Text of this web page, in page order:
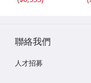
聯絡我們
人才招募